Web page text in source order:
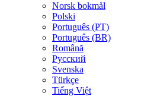
Norsk bokmål
Polski
Português (PT)
Português (BR)
Română
Русский
Svenska
Türkçe
Tiếng Việt